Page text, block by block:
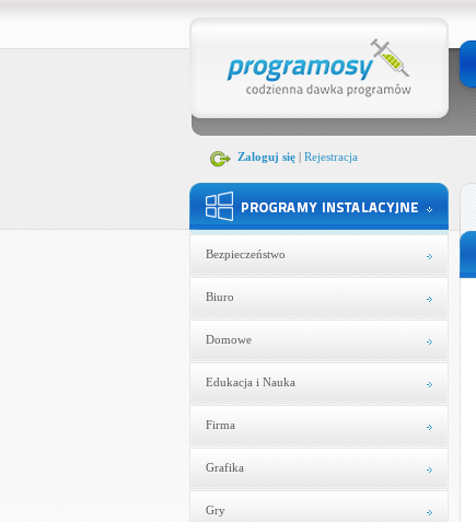
Zaloguj się| Rejestracja
Bezpieczeństwo
Biuro
Domowe
Edukacja i Nauka
Firma
Grafika
Gry